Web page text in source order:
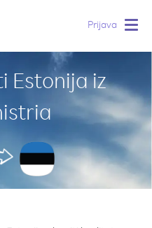
Prijava
Estonija iz